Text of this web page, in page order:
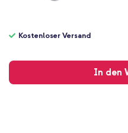
Kostenloser Versand
In den
Versand